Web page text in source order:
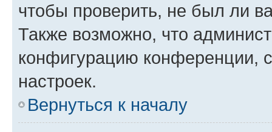
чтобы проверить, не был ли
Также возможно, что
конфигурацию конференции,
настроек.
Вернуться к началу